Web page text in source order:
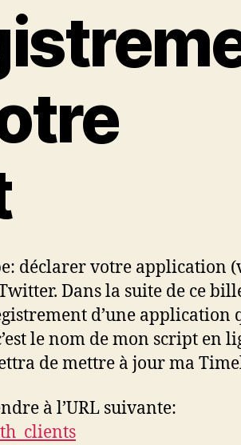
déclarer votre application
Dans la suite de ce
d’une application
le nom de mon script en
de mettre à jour ma
à l’URL suivante: